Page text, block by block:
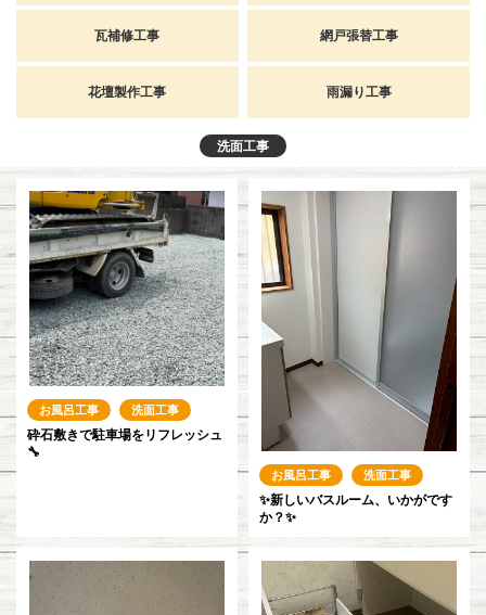
瓦補修工事 網戸張替工事
花壇製作工事 雨漏り工事
洗面工事
お風呂工事 洗面工事
砕石敷きで駐車場をリフレッシュ
🔧
お風呂工事 洗面工事
✨新しいバスルーム、いかがです
か？✨